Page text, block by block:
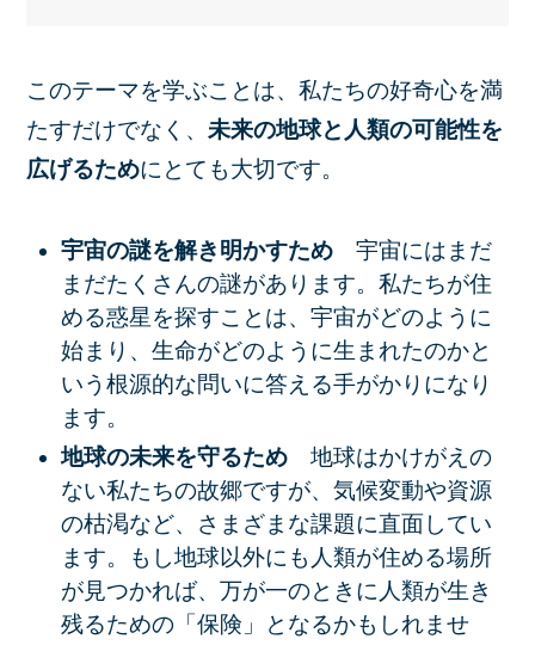
このテーマを学ぶことは、私たちの好奇心を満
たすだけでなく、未来の地球と人類の可能性を
広げるためにとても大切です。
宇宙の謎を解き明かすため 宇宙にはまだ
まだたくさんの謎があります。私たちが住
める惑星を探すことは、宇宙がどのように
始まり、生命がどのように生まれたのかと
いう根源的な問いに答える手がかりになり
ます。
地球の未来を守るため 地球はかけがえの
ない私たちの故郷ですが、気候変動や資源
の枯渇など、さまざまな課題に直面してい
ます。もし地球以外にも人類が住める場所
が見つかれば、万が一のときに人類が生き
残るための「保険」となるかもしれませ